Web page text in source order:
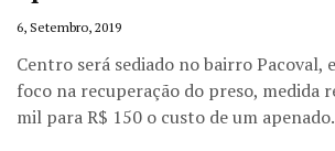
6, Setembro, 2019
Centro será sediado no bairro Pacoval,
foco na recuperação do preso, medida
mil para R$ 150 o custo de um apenado.